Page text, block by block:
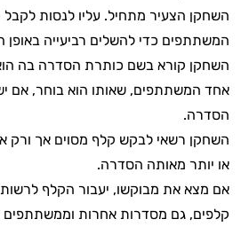
השחקן הצעיר מתחיל. עליו לנסות
המשתתפים כדי להשלים רביעייה באופן
השחקן קורא בשם כותרת הסדרה בה הוא
אחד המשתתפים, שאותו הוא בוחר, אם
הסדרה.
השחקן רשאי לבקש קלף מסוים אך ורק
או יותר מאותה הסדרה.
אם מצא את מבוקשו, יעבור הקלף
קלפים, גם מסדרות אחרות